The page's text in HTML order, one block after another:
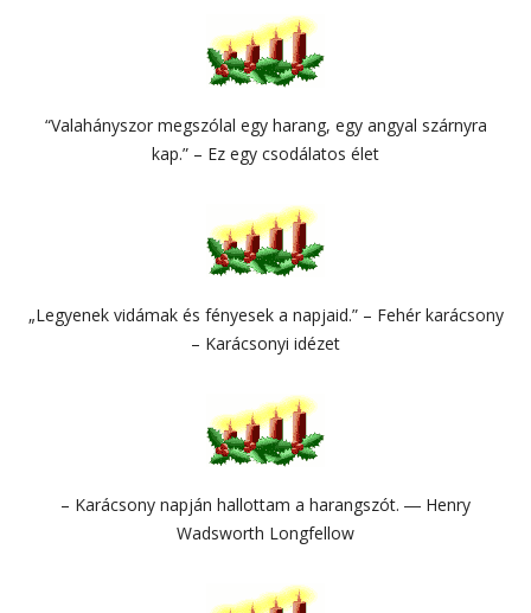
“Valahányszor megszólal egy harang, egy angyal szárnyra
kap.” – Ez egy csodálatos élet
„Legyenek vidámak és fényesek a napjaid.” – Fehér karácsony
– Karácsonyi idézet
– Karácsony napján hallottam a harangszót. ― Henry
Wadsworth Longfellow